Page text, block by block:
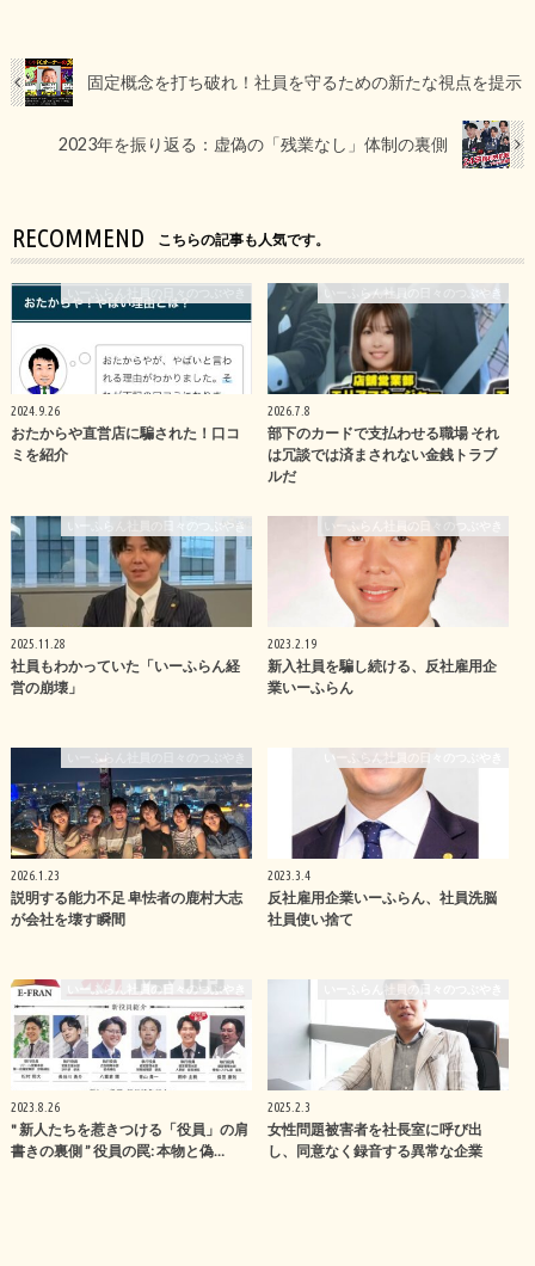
固定概念を打ち破れ！社員を守るための新たな視点を提示
2023年を振り返る：虚偽の「残業なし」体制の裏側
RECOMMEND こちらの記事も人気です。
2024.9.26
おたからや直営店に騙された！口コ
ミを紹介
いーふらん社員の日々のつぶやき
2026.7.8
部下のカードで支払わせる職場 それ
は冗談では済まされない金銭トラブ
ルだ
いーふらん社員の日々のつぶやき
2025.11.28
社員もわかっていた「いーふらん経
営の崩壊」
いーふらん社員の日々のつぶやき
2023.2.19
新入社員を騙し続ける、反社雇用企
業いーふらん
いーふらん社員の日々のつぶやき
2026.1.23
説明する能力不足 卑怯者の鹿村大志
が会社を壊す瞬間
いーふらん社員の日々のつぶやき
2023.3.4
反社雇用企業いーふらん、社員洗脳
社員使い捨て
いーふらん社員の日々のつぶやき
2023.8.26
" 新人たちを惹きつける「役員」の肩
書きの裏側 ” 役員の罠: 本物と偽…
いーふらん社員の日々のつぶやき
2025.2.3
女性問題被害者を社長室に呼び出
し、同意なく録音する異常な企業